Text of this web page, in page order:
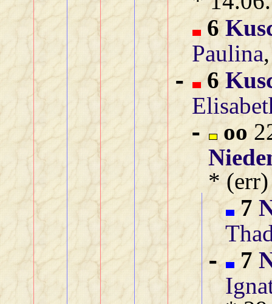
6
Paulina
- 6
- oo
* (err)
7
- 7